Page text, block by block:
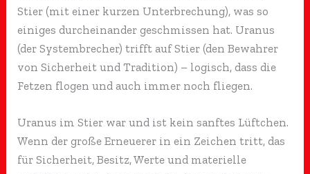
Stier (mit einer kurzen Unterbrechung), was so
einiges durcheinander geschmissen hat. Uranus
(der Systembrecher) trifft auf Stier (den Bewahrer
von Sicherheit und Tradition) – logisch, dass die
Fetzen flogen und auch immer noch fliegen.
Uranus im Stier war und ist kein sanftes Lüftchen.
Wenn der große Erneuerer in ein Zeichen tritt, das
für Sicherheit, Besitz, Werte und materielle